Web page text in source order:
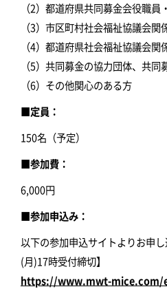
（2）都道府県共同募金会役職員
（3）市区町村社会福祉協議会関
（4）都道府県社会福祉協議会関
（5）共同募金の協力団体、共
（6）その他関心のある方
■定員：
150名（予定）
■参加費：
6,000円
■参加申込み：
以下の参加申込サイトよりお申
(月)17時受付締切】
https://www.mwt-mice.com/